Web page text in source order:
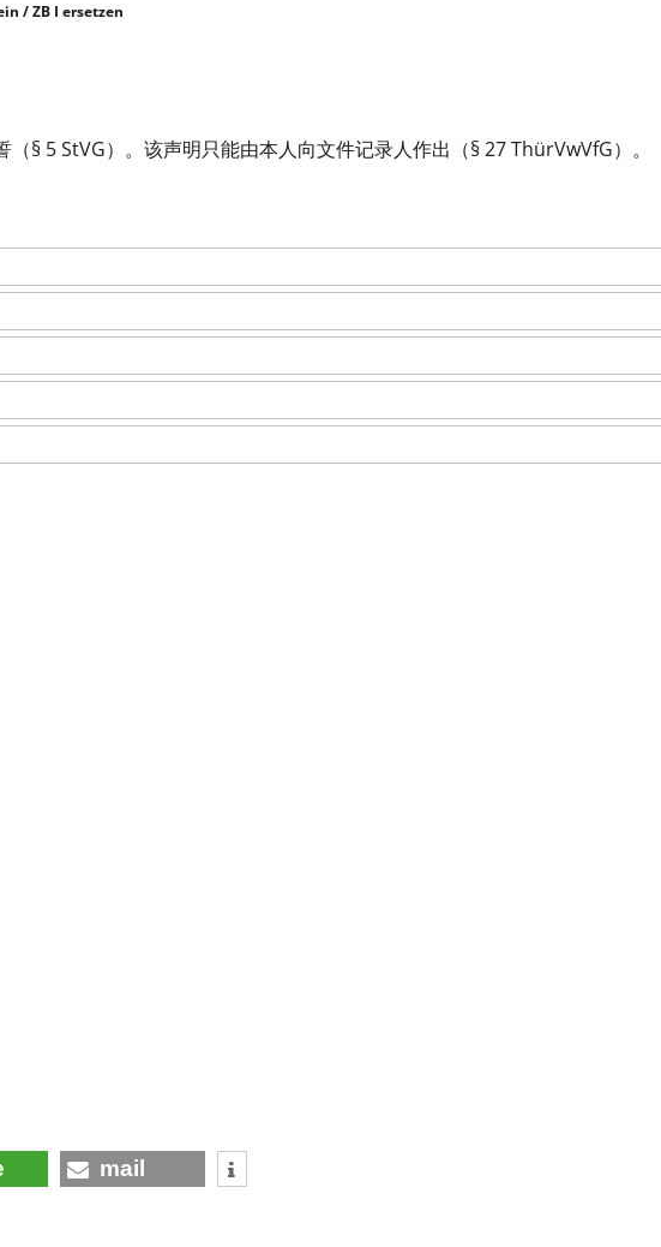
/ ZB I ersetzen
§ 5 StVG）。该声明只能由本人向文件记录人作出（§ 27 ThürVwVfG）。
mail